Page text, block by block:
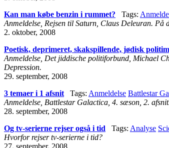
Kan man købe benzin i rummet?
Tags:
Anmeldelse, Rejsen til Saturn, Claus Deleuran. På
2. oktober, 2008
Poetisk, deprimeret, skakspillende, jødisk
Anmeldelse, Det jiddische politiforbund, Michael
Depression.
29. september, 2008
3 temaer i 1 afsnit
Tags: Anmeldelse Battlestar
Anmeldelse, Battlestar Galactica, 4. sæson, 2.
28. september, 2008
Og tv-serierne rejser også i tid
Tags: Analyse
Hvorfor rejser tv-serierne i tid?
27. september, 2008